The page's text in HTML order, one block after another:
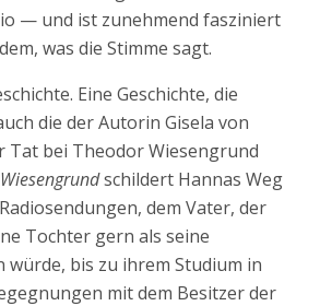
— und ist zunehmend fasziniert
was die Stimme sagt.
Eine Geschichte, die
die der Autorin Gisela von
Tat bei Theodor Wiesengrund
Wiesengrundschildert Hannas Weg
dem Vater, der
Tochter gern als seine
würde, bis zu ihrem Studium in
mit dem Besitzer der